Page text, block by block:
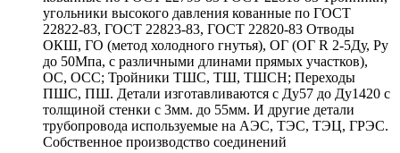
угольники высокого давления кованные по ГОСТ
22822-83, ГОСТ 22823-83, ГОСТ 22820-83 Отводы
ОКШ, ГО (метод холодного гнутья), ОГ (ОГ R 2-5Ду, Ру
до 50Мпа, с различными длинами прямых участков),
ОС, ОСС; Тройники ТШС, ТШ, ТШСН; Переходы
ПШС, ПШ. Детали изготавливаются с Ду57 до Ду1420 с
толщиной стенки с 3мм. до 55мм. И другие детали
трубопровода используемые на АЭС, ТЭС, ТЭЦ, ГРЭС.
Собственное производство соединений